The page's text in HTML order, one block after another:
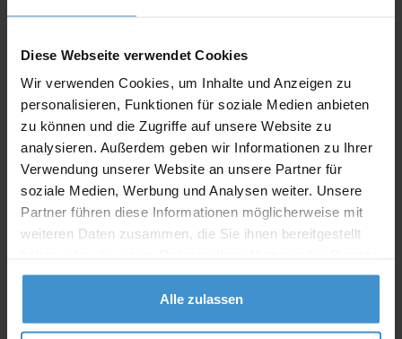
Diese Webseite verwendet Cookies
Wir verwenden Cookies, um Inhalte und Anzeigen zu
personalisieren, Funktionen für soziale Medien anbieten
zu können und die Zugriffe auf unsere Website zu
analysieren. Außerdem geben wir Informationen zu Ihrer
Verwendung unserer Website an unsere Partner für
soziale Medien, Werbung und Analysen weiter. Unsere
Partner führen diese Informationen möglicherweise mit
weiteren Daten zusammen, die Sie ihnen bereitgestellt
gesammelt haben.
Alle zulassen
Artikel ohne Werbeanbringung: ca. 3 - 5 Werktage
Muster: ca. 3 - 5 Werktage
Muster bestellen
Produktinformationen zu diesem Werbeartikel
Wiederverwenbar Hygienemaske
Liriax
Ausführung:
Farbe: Blau